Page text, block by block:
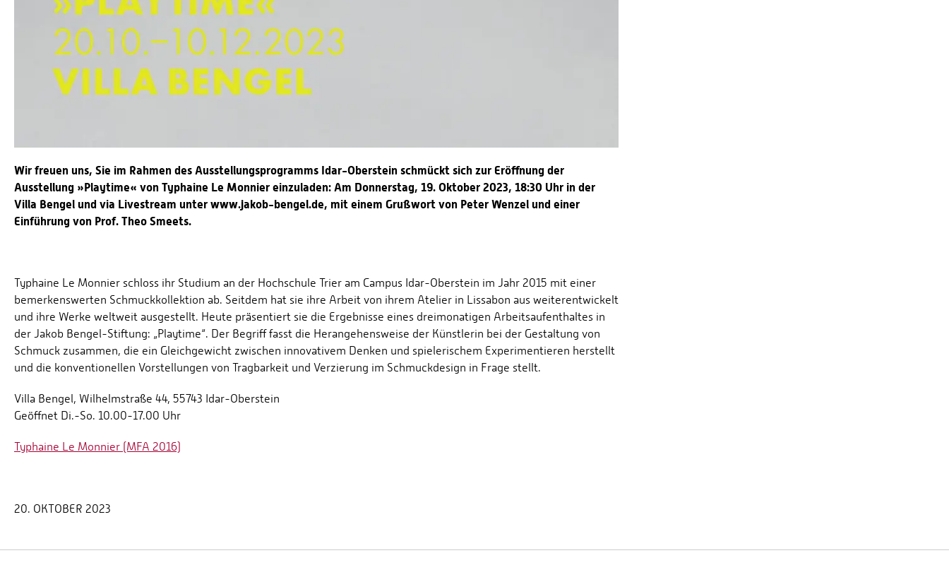
Wir freuen uns, Sie im Rahmen des Ausstellungsprogramms Idar-Oberstein schmückt sich zur Eröffnung der
Ausstellung »Playtime« von Typhaine Le Monnier einzuladen: Am Donnerstag, 19. Oktober 2023, 18:30 Uhr in der
Villa Bengel und via Livestream unter www.jakob-bengel.de, mit einem Grußwort von Peter Wenzel und einer
Einführung von Prof. Theo Smeets.
Typhaine Le Monnier schloss ihr Studium an der Hochschule Trier am Campus Idar-Oberstein im Jahr 2015 mit einer
bemerkenswerten Schmuckkollektion ab. Seitdem hat sie ihre Arbeit von ihrem Atelier in Lissabon aus weiterentwickelt
und ihre Werke weltweit ausgestellt. Heute präsentiert sie die Ergebnisse eines dreimonatigen Arbeitsaufenthaltes in
der Jakob Bengel-Stiftung: „Playtime“. Der Begriff fasst die Herangehensweise der Künstlerin bei der Gestaltung von
Schmuck zusammen, die ein Gleichgewicht zwischen innovativem Denken und spielerischem Experimentieren herstellt
und die konventionellen Vorstellungen von Tragbarkeit und Verzierung im Schmuckdesign in Frage stellt.
Villa Bengel, Wilhelmstraße 44, 55743 Idar-Oberstein
Geöffnet Di.-So. 10.00-17.00 Uhr
Typhaine Le Monnier (MFA 2016)
20. OKTOBER 2023